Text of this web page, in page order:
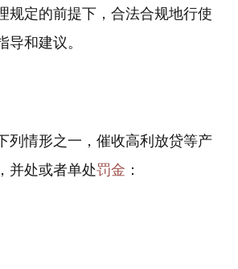
规定的前提下，合法合规地行使
和建议。
情形之一，催收高利放贷等产
，并处或者单处罚金 ：